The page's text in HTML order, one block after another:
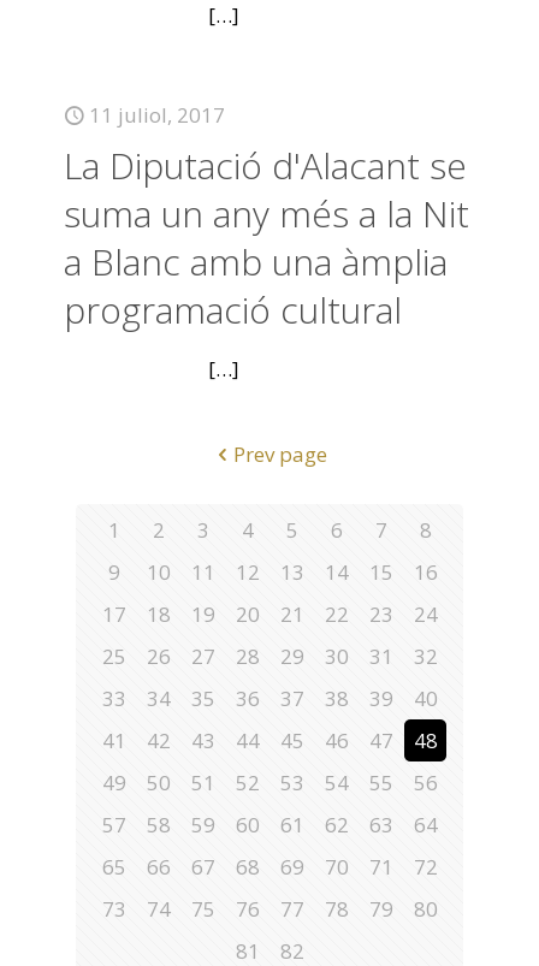
[…]
11 juliol, 2017
La Diputació d'Alacant se
suma un any més a la Nit
a Blanc amb una àmplia
programació cultural
[…]
Prev page
1 2 3 4 5 6 7
8
9
10 11 12 13 14 15
16
17
18 19 20 21 22 23
24
25
26 27 28 29 30 31
32
33
34 35 36 37 38 39
40
41
42 43 44 45 46 47
48
49
50 51 52 53 54 55
56
57
58 59 60 61 62 63
64
65
66 67 68 69 70 71
72
73
74 75 76 77 78 79
80
81
82